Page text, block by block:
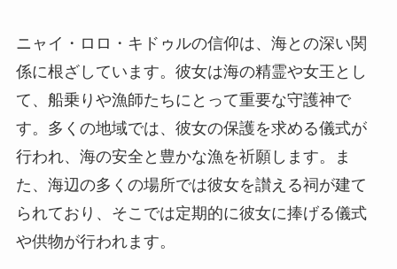
ニャイ・ロロ・キドゥルの信仰は、海との深い関
係に根ざしています。彼女は海の精霊や女王とし
て、船乗りや漁師たちにとって重要な守護神で
す。多くの地域では、彼女の保護を求める儀式が
行われ、海の安全と豊かな漁を祈願します。ま
た、海辺の多くの場所では彼女を讃える祠が建て
られており、そこでは定期的に彼女に捧げる儀式
や供物が行われます。